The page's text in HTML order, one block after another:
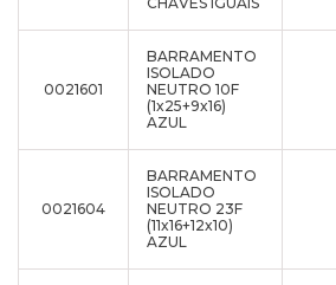
0021601
BARRAMENTO
ISOLADO
NEUTRO 10F
(1x25+9x16)
AZUL
0021604
BARRAMENTO
ISOLADO
NEUTRO 23F
(11x16+12x10)
AZUL